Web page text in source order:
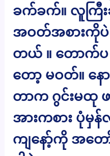
ခက်ခက်။ လူကြီ
အဝတ်အစားကိုပဲ
တယ် ။ တောက်ပ
တော့ မဝတ်။ န
တာက ဂွင်းမထု
အားကစား ပုံမှ
ကျနော့်ကို အတ